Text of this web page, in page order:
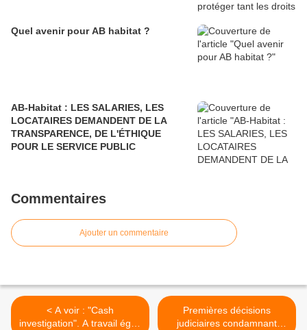
Quel avenir pour AB habitat ?
AB-Habitat : LES SALARIES, LES
LOCATAIRES DEMANDENT DE LA
TRANSPARENCE, DE L'ÉTHIQUE
POUR LE SERVICE PUBLIC
Commentaires
Ajouter un commentaire
< A voir : "Cash
investigation". A travail égal,
Premières décisions
judiciaires condamnant